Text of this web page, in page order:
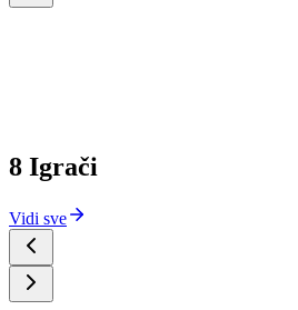
8 Igrači
Vidi sve